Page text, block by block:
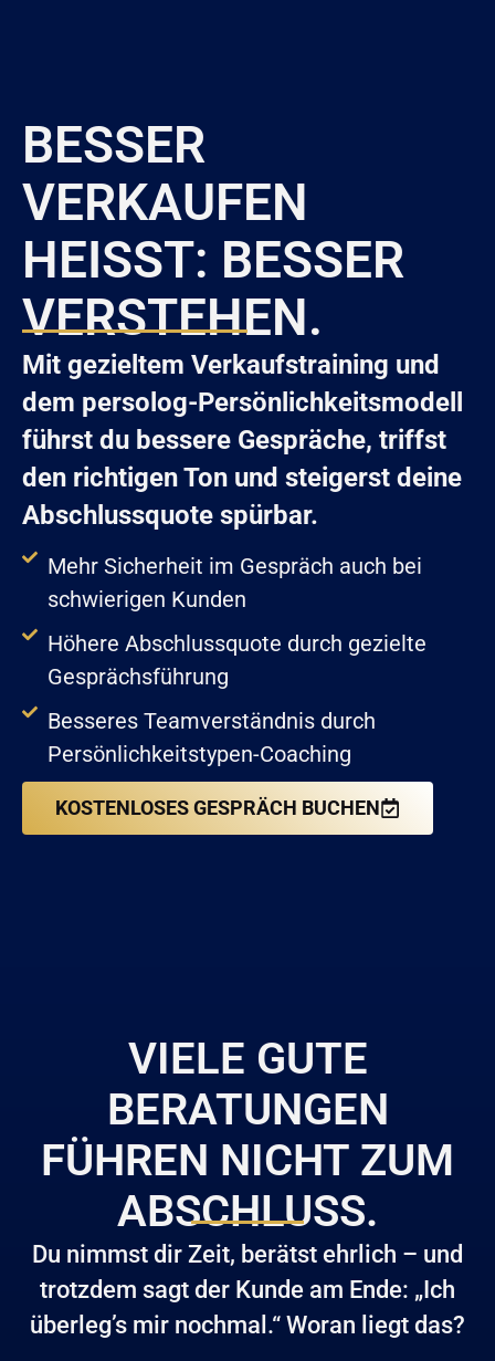
BESSER
VERKAUFEN
HEISST: BESSER V
ERSTEHEN.
Mit gezieltem Verkaufstraining und
dem persolog-Persönlichkeitsmodell
führst du bessere Gespräche, triffst
den richtigen Ton und steigerst deine
Abschlussquote spürbar.
Mehr Sicherheit im Gespräch auch bei
schwierigen Kunden
Höhere Abschlussquote durch gezielte
Gesprächsführung
Besseres Teamverständnis durch
Persönlichkeitstypen-Coaching
KOSTENLOSES GESPRÄCH BUCHEN
VIELE GUTE
BERATUNGEN
FÜHREN NICHT ZUM
ABSCHLUSS.
Du nimmst dir Zeit, berätst ehrlich – und
trotzdem sagt der Kunde am Ende: „Ich
überleg’s mir nochmal.“ Woran liegt das?